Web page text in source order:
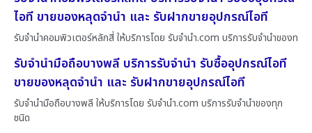
ไอที ขายของหลุดจำนำ และ รับฝากขายอุปกรณ์ไอที
รับจำนำคอมพิวเตอร์หลักสี่ ให้บริการโดย รับจํานํา.com บริการรับจำนำของท
รับจำนำมือถือบางพลี บริการรับจำนำ รับซื้ออุปกรณ์ไอที
ขายของหลุดจำนำ และ รับฝากขายอุปกรณ์ไอที
รับจำนำมือถือบางพลี ให้บริการโดย รับจํานํา.com บริการรับจำนำของทุก
ชนิด